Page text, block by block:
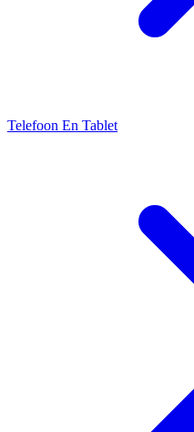
Telefoon En Tablet